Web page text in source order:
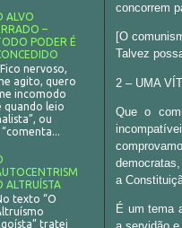
concorrem
[O
Talvez
2 – UMA
Que o
a
É um tema
ALVO
–
PODER É
Fico nervoso,
agito, quero
incomodo
quando leio
ou
ALTRUÍSTA
texto “O
tratei